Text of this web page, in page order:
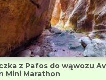
z Pafos do wąwozu
Mini Marathon